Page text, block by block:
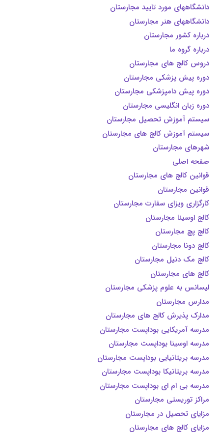
دانشگاههای مورد تایيد مجارستان
دانشگاههای هنر مجارستان
درباره کشور مجارستان
درباره گروه ما
دروس کالج های مجارستان
دوره پیش پزشکی مجارستان
دوره پیش دامپزشکی مجارستان
دوره زبان انگلیسی مجارستان
سیستم آموزش تحصیل مجارستان
سیستم آموزش کالج های مجارستان
شهرهای مجارستان
صفحه اصلی
قوانین کالج های مجارستان
قوانین مجارستان
کارگزاری ویزای سفارت مجارستان
کالج اوسینا مجارستان
کالج پچ مجارستان
کالج دونا مجارستان
کالج مک دنیل مجارستان
کالج های مجارستان
لیسانس به علوم پزشکی مجارستان
مدارس مجارستان
مدارک پذیرش کالج های مجارستان
مدرسه آمریکایی بوداپست مجارستان
مدرسه اوسینا بوداپست مجارستان
مدرسه بریتانیایی بوداپست مجارستان
مدرسه بریتانیکا بوداپست مجارستان
مدرسه بی ام ای بوداپست مجارستان
مراکز توریستی مجارستان
مزایای تحصیل در مجارستان
مزایای کالج های مجارستان